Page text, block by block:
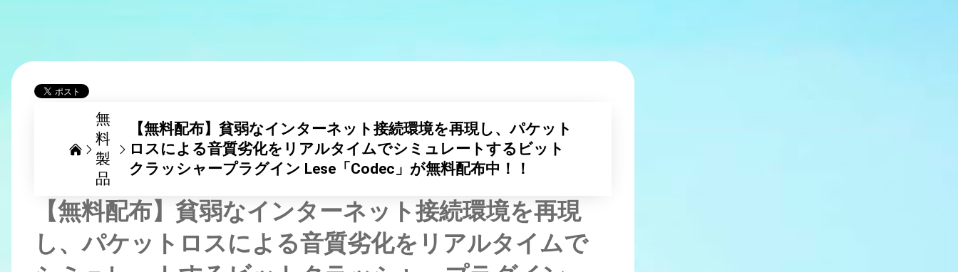
無
料
製
品
【無料配布】貧弱なインターネット接続環境を再現し、パケット
ロスによる音質劣化をリアルタイムでシミュレートするビット
クラッシャープラグイン Lese「Codec」が無料配布中！！
【無料配布】貧弱なインターネット接続環境を再現
し、パケットロスによる音質劣化をリアルタイムで